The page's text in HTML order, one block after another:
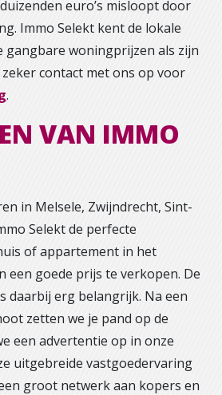
euro’s misloopt door
Immo Selekt kent de lokale
gangbare woningprijzen als zijn
contact met ons op voor
.
VAN IMMO
in Melsele, Zwijndrecht, Sint-
Selekt de perfecte
of appartement in het
een goede prijs te verkopen. De
daarbij erg belangrijk. Na een
zetten we je pand op de
een advertentie op in onze
uitgebreide vastgoedervaring
groot netwerk aan kopers en